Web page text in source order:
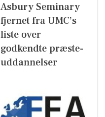
Asbury Seminary
fjernet fra UMC’s
liste over
godkendte præste-
uddannelser